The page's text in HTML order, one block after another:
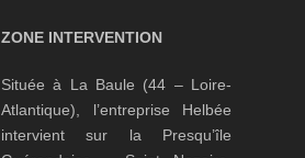
ZONE INTERVENTION
Située à La Baule (44 – Loire-
Atlantique), l’entreprise Helbée
intervient sur la Presqu’île